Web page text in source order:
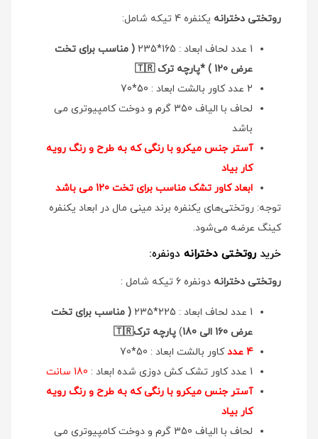
روتختی دخترانه یکنفره 4 تیکه شامل:
1 عدد لحاف ابعاد : 165*235
( مناسب برای تخت
عرض 120 ) *پارچه ترک 🇹🇷
2 عدد کاور بالشت ابعاد : 50*70
لحاف با الیاف 350 گرم و دوخت کامپیوتری می
باشد
آستر جنس میکرو با رنگی که به طرح و رنگ رویه
کار بیاد
ابعاد کاور تشک مناسب برای تخت 120 می باشد
توجه: روتختی‌های یکنفره برند مینی مال در ابعاد یکنفره
کینگ عرضه می‌شود.
خرید روتختی دخترانه دونفره:
روتختی دخترانه دونفره 6 تیکه شامل :
1 عدد لحاف ابعاد : 225*235
( مناسب برای تخت
عرض 160 الی 180
) پارچه ترک🇹🇷
4 عدد
کاور بالشت ابعاد : 50*70
1 عدد کاور تشک کش دوزی شده ابعاد :
آستر جنس میکرو با رنگی که به طرح و رنگ رویه
کار بیاد
لحاف با الیاف 350 گرم و دوخت کامپیوتری می